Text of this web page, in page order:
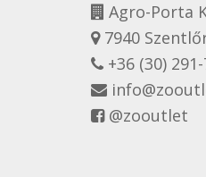
Agro-Porta
7940
+36 (30)
@zooutlet